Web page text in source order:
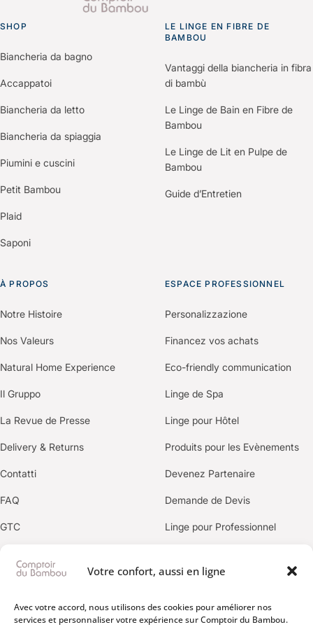
Votre confort, aussi en ligne
Avec votre accord, nous utilisons des cookies pour améliorer nos
services et personnaliser votre expérience sur Comptoir du Bambou.
“Espace Professionnels” du site.
Un membre de notre équipe vous recontactera
pour comprendre vos besoins et construire une
offre personnalisée selon votre établissement.
SHOP
Biancheria da bagno
Accappatoi
Biancheria da letto
Biancheria da spiaggia
Piumini e cuscini
Petit Bambou
Plaid
Saponi
LE LINGE EN FIBRE DE
BAMBOU
Vantaggi della biancheria in fibra
di bambù
Le Linge de Bain en Fibre de
Bambou
Le Linge de Lit en Pulpe de
Bambou
Guide d’Entretien
À PROPOS
Notre Histoire
Nos Valeurs
Natural Home Experience
Il Gruppo
La Revue de Presse
Delivery & Returns
Contatti
FAQ
GTC
ESPACE PROFESSIONNEL
Personalizzazione
Financez vos achats
Eco-friendly communication
Linge de Spa
Linge pour Hôtel
Produits pour les Evènements
Devenez Partenaire
Demande de Devis
Linge pour Professionnel
OUR BRANDS